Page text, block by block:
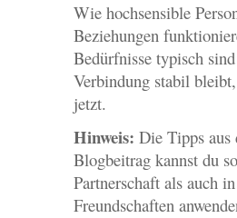
Wie hochsensible
Beziehungen
Bedürfnisse typisch
Verbindung stabil
jetzt.
Hinweis: Die Tipps aus
Blogbeitrag kannst du
Partnerschaft als auch
Freundschaften